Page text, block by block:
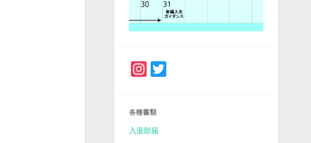
Instagram
各種書類
入退部届